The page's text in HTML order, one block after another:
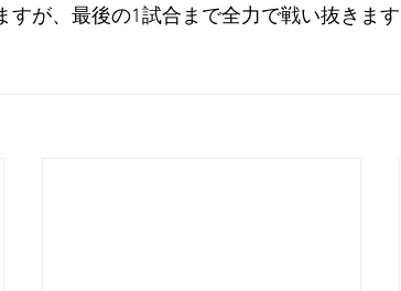
すが、最後の1試合まで全力で戦い抜きま